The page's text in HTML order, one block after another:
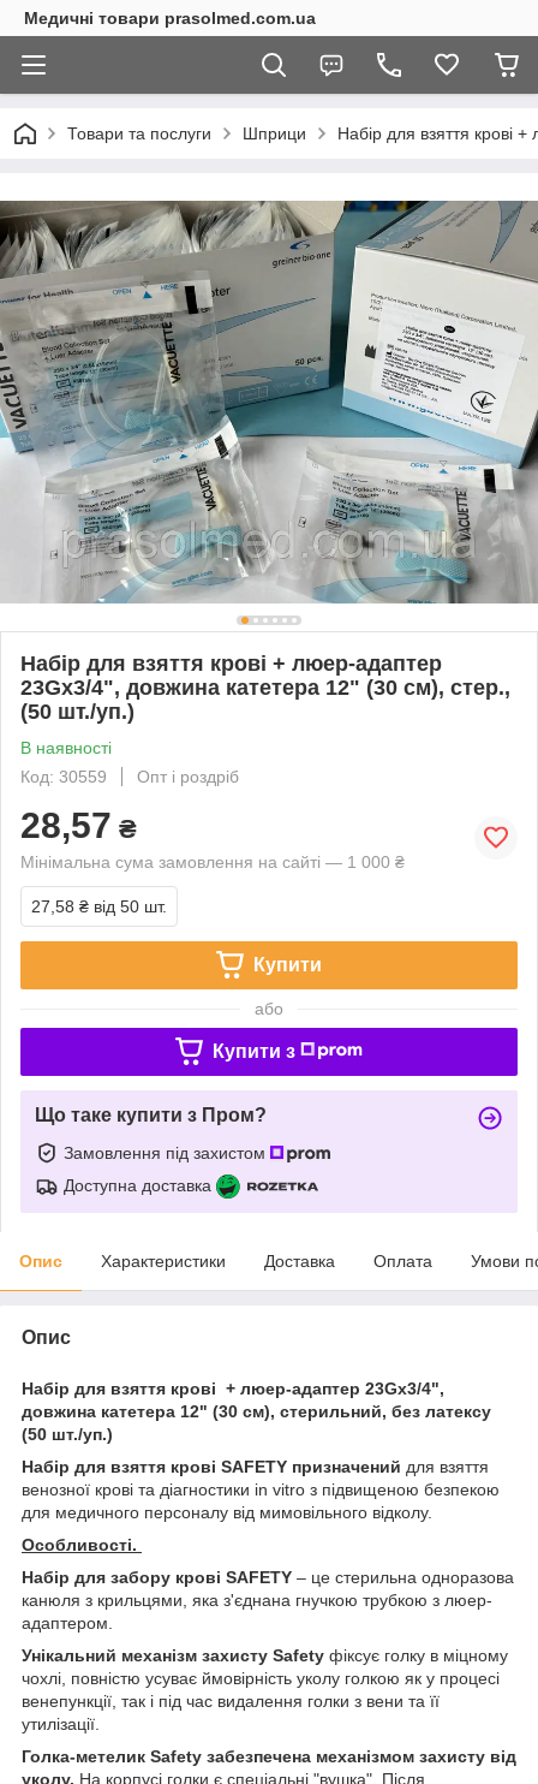
Медичні товари prasolmed.com.ua
Товари та послуги Шприци Набір для взяття крові
Набір для взяття крові + люер-адаптер
23Gx3/4", довжина катетера 12" (30 см), стер.,
(50 шт./уп.)
В наявності
Код: 30559
Опт і роздріб
28,57 ₴
Мінімальна сума замовлення на сайті — 1 000 ₴
27,58 ₴ від 50 шт.
Купити
або
Купити з
Що таке купити з Пром?
Замовлення під захистом
Доступна доставка
Опис Характеристики Доставка Оплата Умови
Опис
Набір для взяття крові + люер-адаптер 23Gx3/4",
довжина катетера 12" (30 см), стерильний, без латексу
(50 шт./уп.)
Набір для взяття крові SAFETY призначений для взяття
венозної крові та діагностики in vitro з підвищеною безпекою
для медичного персоналу від мимовільного відколу.
Особливості.
Набір для забору крові SAFETY – це стерильна одноразова
канюля з крильцями, яка з'єднана гнучкою трубкою з люер-
адаптером.
Унікальний механізм захисту Safety фіксує голку в міцному
чохлі, повністю усуває ймовірність уколу голкою як у процесі
венепункції, так і під час видалення голки з вени та її
утилізації.
Голка-метелик Safety забезпечена механізмом захисту від
уколу. На корпусі голки є спеціальні "вушка". Після